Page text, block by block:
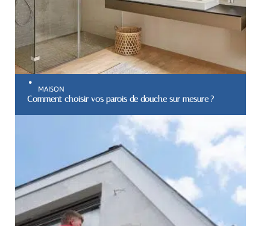
MAISON
Comment choisir vos parois de douche sur mesure ?